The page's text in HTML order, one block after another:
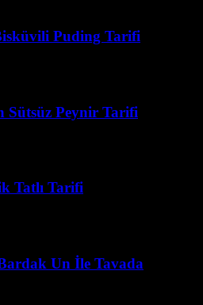
Puding Tarifi
Sütsüz Peynir Tarifi
Tatlı Tarifi
Un İle Tavada